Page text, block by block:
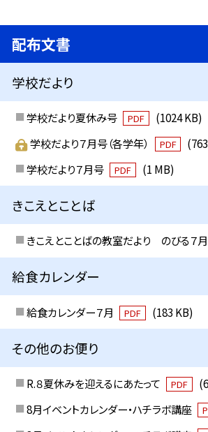
配布文書
学校だより
学校だより夏休み号 PDF
(1024 KB)
学校だより７月号（各学年）
PDF
学校だより７月号
PDF (1 MB)
きこえとことば
きこえとことばの教室だより のびる７
給食カレンダー
給食カレンダー７月 PDF (183 KB)
その他のお便り
R.８夏休みを迎えるにあたって PDF
8月イベントカレンダー・ハチラボ講座